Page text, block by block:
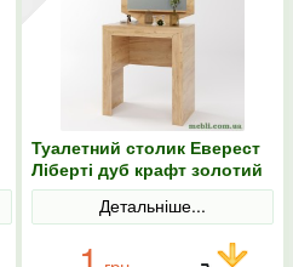
Туалетний столик Еверест
Ліберті дуб крафт золотий
Детальніше...